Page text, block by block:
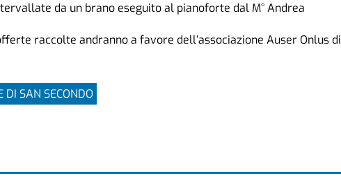
da un brano eseguito al pianoforte dal M° Andrea
raccolte andranno a favore dell’associazione Auser Onlus di
DI SAN SECONDO